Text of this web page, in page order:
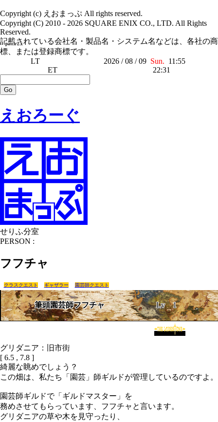
Copyright (c) えおまっぷ All rights reserved.
Copyright (C) 2010 - 2026 SQUARE ENIX CO., LTD. All Rights
Reserved.
記載されている会社名・製品名・システム名などは、各社の商
標、または登録商標です。
LT
2026 / 08 / 09 Sun. 11:55
ET
22:31
えおろーぐ
せりふ分室
PERSON :
フフチャ
patch 2.x
クラスクエスト ギャザラー 園芸師クエスト
筆頭園芸師フフチャ Lv 1
グリダニア：旧市街
[ 6.5 , 7.8 ]
綺麗な眺めでしょう？
この畑は、私たち「園芸」師ギルドが管理しているのですよ。
園芸師ギルドで「ギルドマスター」を
務めさせてもらっています、フフチャと言います。
グリダニアの草や木を見守ったり、